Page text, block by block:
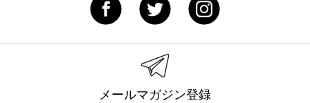
メールマガジン登録